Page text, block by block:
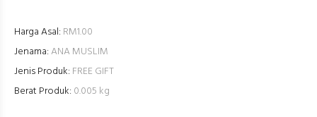
Harga Asal: RM1.00
Jenama:ANA MUSLIM
Jenis Produk: FREE GIFT
Berat Produk: 0.005 kg